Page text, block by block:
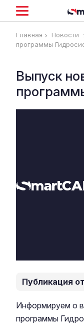
Главная Новости
программы
Выпуск
Публикация
Информируем о
программы